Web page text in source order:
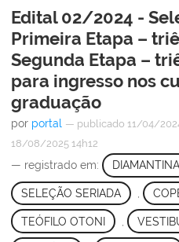
Edital 02/2024 -
Primeira Etapa –
Segunda Etapa –
para ingresso nos
graduação
por portal — publicado 11/04/
18/08/2025 14h12
— registrado em: DIAMANTINA
SELEÇÃO SERIADA
TEÓFILO OTONI